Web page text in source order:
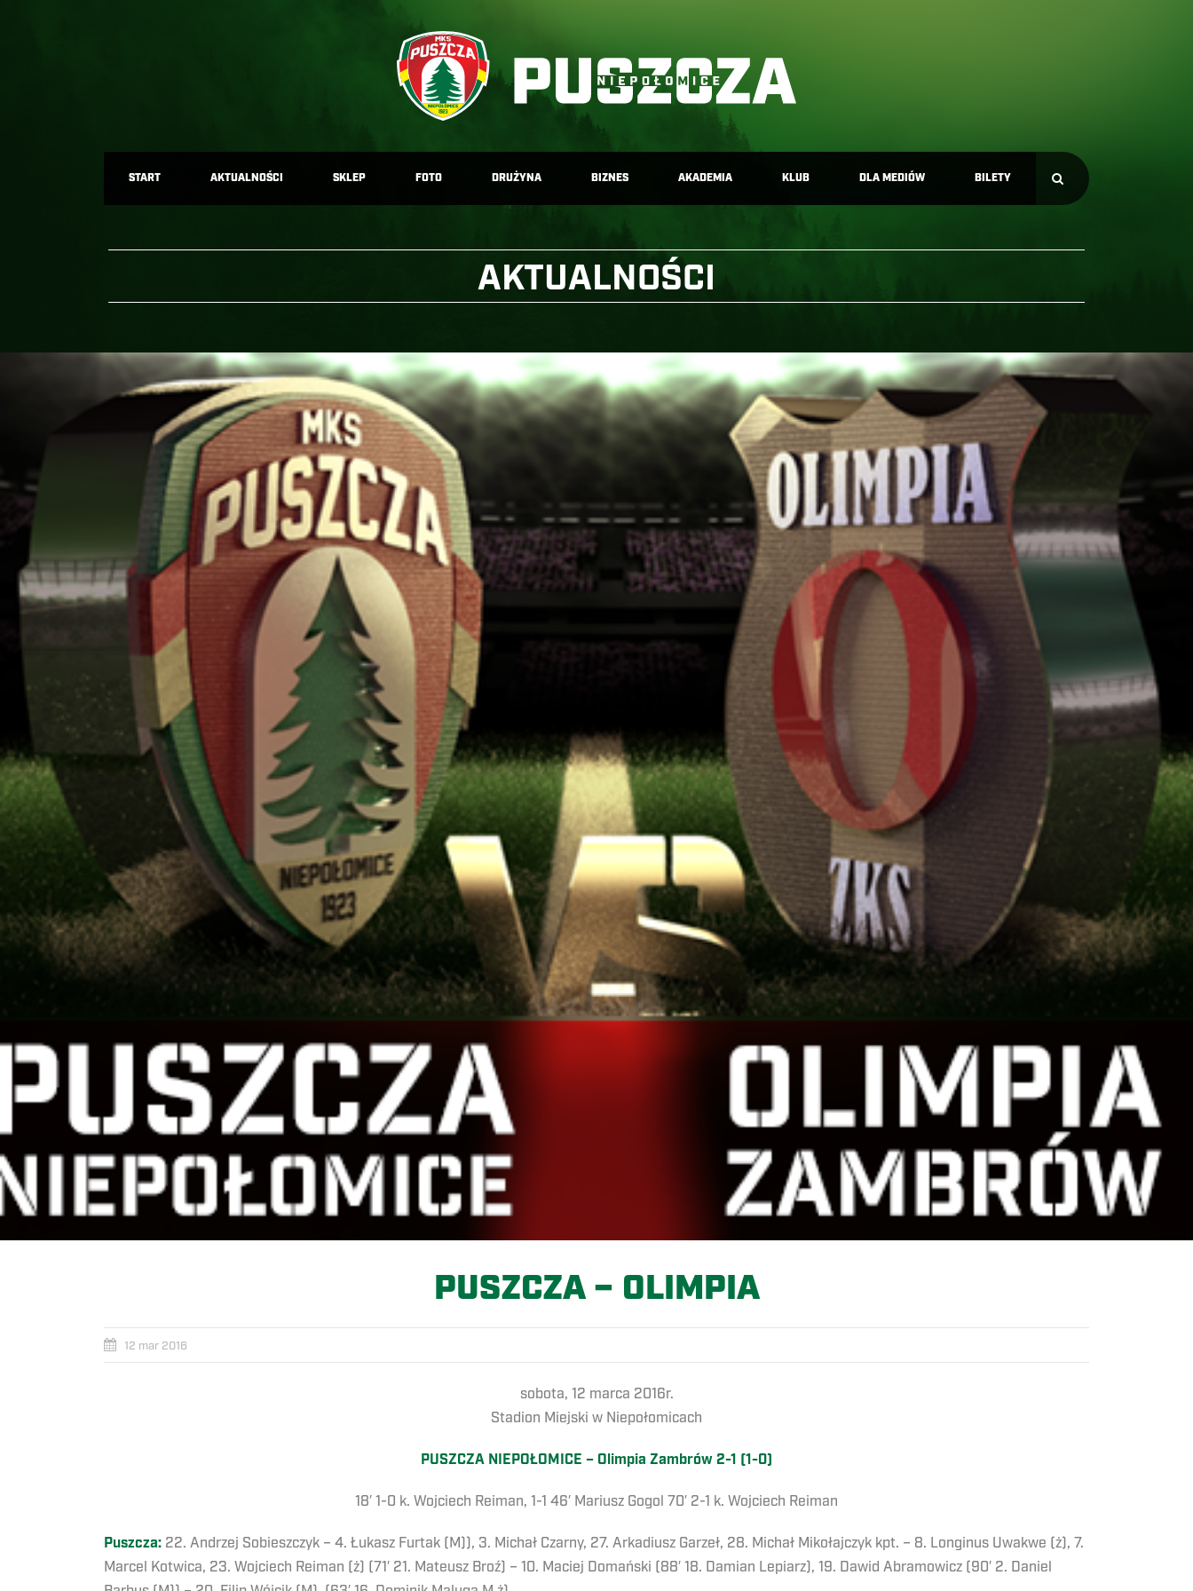
START AKTUALNOŚCI SKLEP FOTO DRUŻYNA BIZNES AKADEMIA KLUB DLA MEDIÓW BILETY
AKTUALNOŚCI
PUSZCZA – OLIMPIA
12 mar 2016
sobota, 12 marca 2016r.
Stadion Miejski w Niepołomicach
PUSZCZA NIEPOŁOMICE – Olimpia Zambrów 2-1 (1-0)
18′ 1-0 k. Wojciech Reiman, 1-1 46′ Mariusz Gogol 70′ 2-1 k. Wojciech Reiman
Puszcza: 22. Andrzej Sobieszczyk – 4. Łukasz Furtak (M)), 3. Michał Czarny, 27. Arkadiusz Garzeł, 28. Michał Mikołajczyk kpt. – 8. Longinus Uwakwe (ż), 7.
Marcel Kotwica, 23. Wojciech Reiman (ż) (71′ 21. Mateusz Broź) – 10. Maciej Domański (88′ 18. Damian Lepiarz), 19. Dawid Abramowicz (90′ 2. Daniel